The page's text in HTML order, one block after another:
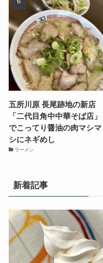
五所川原 長尾跡地の新店
「二代目角中中華そば店」
でこってり醤油の肉マシマ
シにネギめし
ラーメン
新着記事